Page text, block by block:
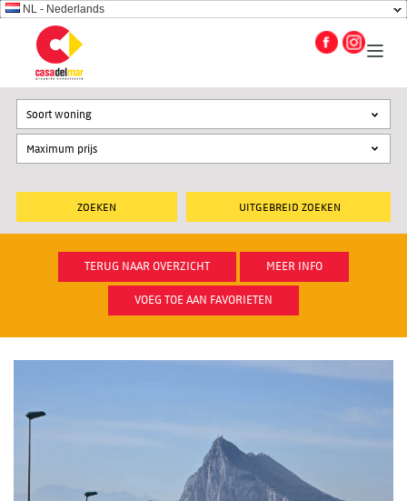
NL - Nederlands
UITGEBREID ZOEKEN
Soort woning
TERUG NAAR OVERZICHT MEER INFO
VOEG TOE AAN FAVORIETEN